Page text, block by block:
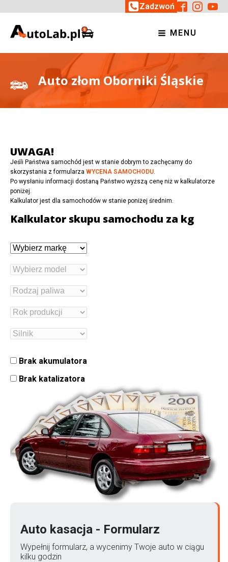
Zadzwoń
MENU
Auto złom Oborniki Śląskie
UWAGA!
Jeśli Państwa samochód jest w stanie dobrym to zachęcamy do
skorzystania z formularza WYCENA SAMOCHODU.
Po wysłaniu informacji dostaną Państwo wyższą cenę niż w kalkulatorze
poniżej.
Kalkulator jest dla samochodów w stanie poniżej średnim.
Kalkulator skupu samochodu za kg
Brak akumulatora
Brak katalizatora
Auto kasacja - Formularz
Wypełnij formularz, a wycenimy Twoje auto w ciągu
kilku godzin